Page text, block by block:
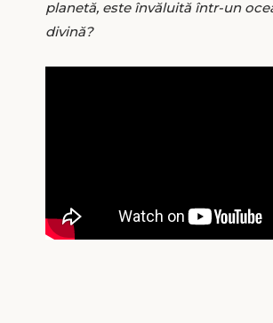
planetă, este învăluită într-un
divină?